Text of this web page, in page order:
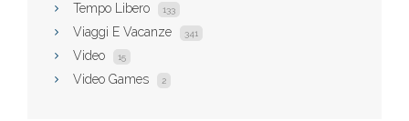
Tempo Libero 133
Viaggi E Vacanze 341
Video 15
Video Games 2